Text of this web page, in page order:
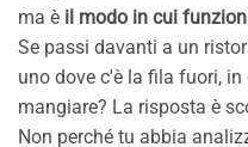
ma è il modo in cui
Se passi davanti a un
uno dove c'è la fila fuori,
mangiare? La risposta è
Non perché tu abbia